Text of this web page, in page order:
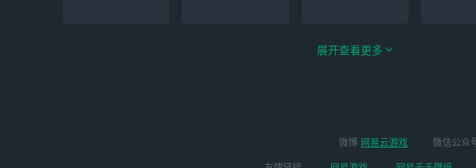
逆水寒手游（全新
版本开启 ）
云
展开查看更多
微博 网易云游戏 微信公众